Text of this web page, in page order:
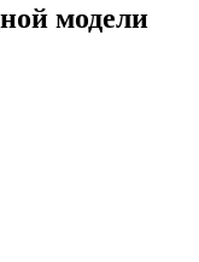
модели